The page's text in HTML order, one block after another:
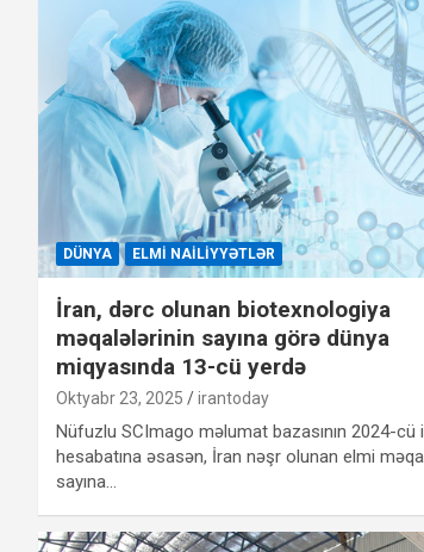
DÜNYA ELMI NAILIYYƏTLƏR
İran, dərc olunan biotexnologiya
məqalələrinin sayına görə dünya
miqyasında 13-cü yerdə
Oktyabr 23, 2025 irantoday
Nüfuzlu SCImago məlumat bazasının 2024-cü
hesabatına əsasən, İran nəşr olunan elmi
sayına…